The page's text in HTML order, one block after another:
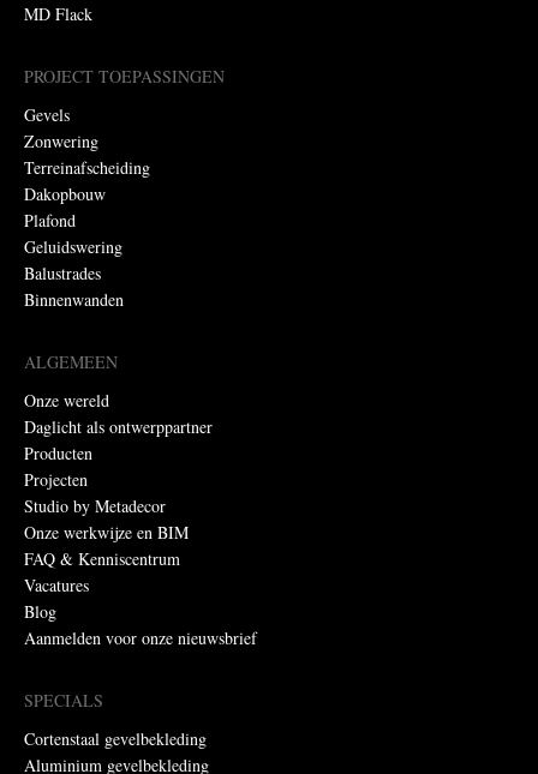
MD Flack
PROJECT TOEPASSINGEN
Gevels
Zonwering
Terreinafscheiding
Dakopbouw
Plafond
Geluidswering
Balustrades
Binnenwanden
ALGEMEEN
Onze wereld
Daglicht als ontwerppartner
Producten
Projecten
Studio by Metadecor
Onze werkwijze en BIM
FAQ & Kenniscentrum
Vacatures
Blog
Aanmelden voor onze nieuwsbrief
SPECIALS
Cortenstaal gevelbekleding
Aluminium gevelbekleding